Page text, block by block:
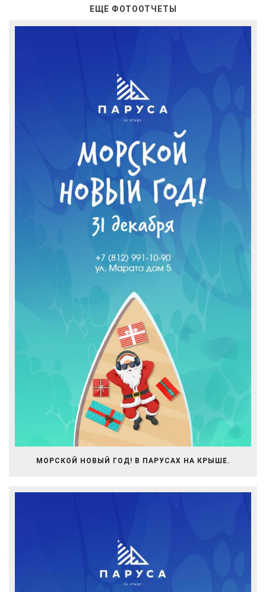
ЕЩЕ ФОТООТЧЕТЫ
МОРСКОЙ НОВЫЙ ГОД! В ПАРУСАХ НА КРЫШЕ.